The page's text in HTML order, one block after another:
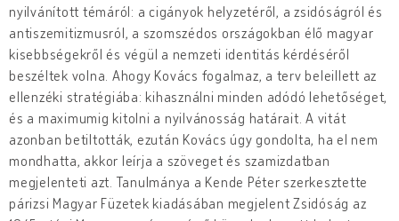
nyilvánított témáról: a cigányok helyzetéről, a zsidóságról és
antiszemitizmusról, a szomszédos országokban élő magyar
kisebbségekről és végül a nemzeti identitás kérdéséről
beszéltek volna. Ahogy Kovács fogalmaz, a terv beleillett az
ellenzéki stratégiába: kihasználni minden adódó lehetőséget,
és a maximumig kitolni a nyilvánosság határait. A vitát
azonban betiltották, ezután Kovács úgy gondolta, ha el nem
mondhatta, akkor leírja a szöveget és szamizdatban
megjelenteti azt. Tanulmánya a Kende Péter szerkesztette
párizsi Magyar Füzetek kiadásában megjelent Zsidóság az